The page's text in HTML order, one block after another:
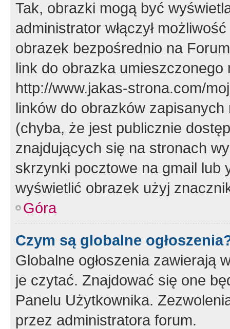
Tak, obrazki mogą być
administrator włączył
obrazek bezpośrednio na
link do obrazka
http://www.jakas-strona.com/
linków do obrazków
(chyba, że jest publicznie
znajdujących się na stronach
skrzynki pocztowe na gmail lub
wyświetlić obrazek użyj
Góra
Czym są globalne
Globalne ogłoszenia zawierają
je czytać. Znajdować się one
Panelu Użytkownika.
przez administratora forum.